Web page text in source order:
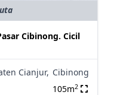
Cibinong. Cicil
Cianjur, Cibinong
105m2